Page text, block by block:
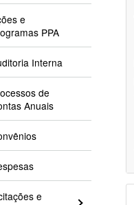
e
PPA
Interna
de
Anuais
e